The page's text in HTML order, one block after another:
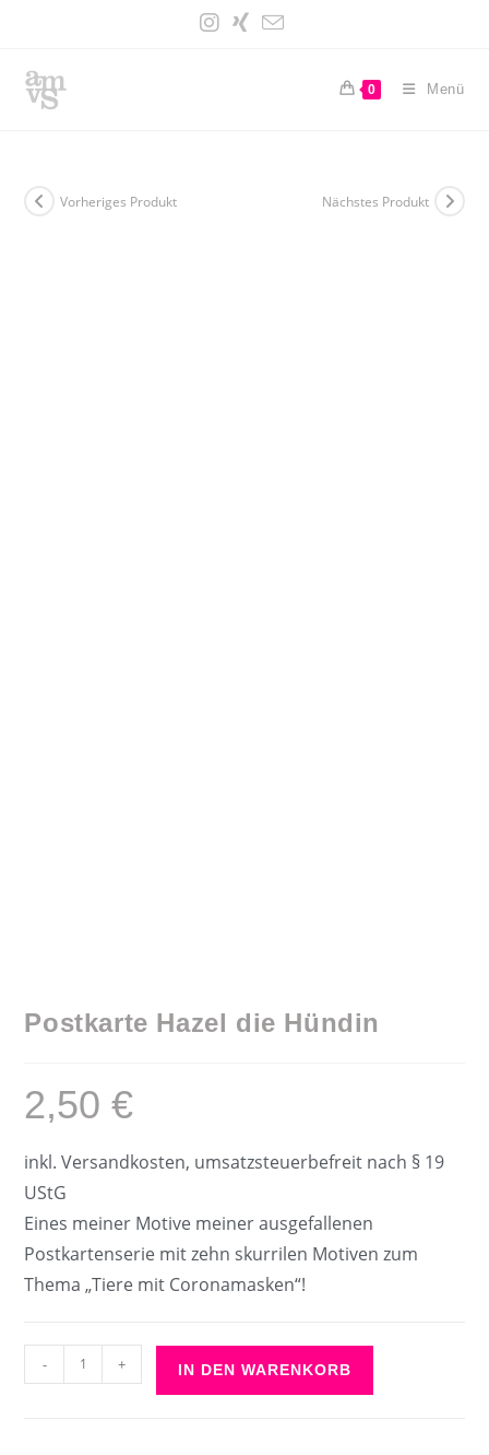
springen
0 Menü
Vorheriges Produkt Nächstes Produkt
Postkarte Hazel die Hündin
2,50€
inkl. Versandkosten, umsatzsteuerbefreit nach § 19
UStG
Eines meiner Motive meiner ausgefallenen
Postkartenserie mit zehn skurrilen Motiven zum
Thema „Tiere mit Coronamasken“!
Postkarte
Hazel
- + IN DEN WARENKORB